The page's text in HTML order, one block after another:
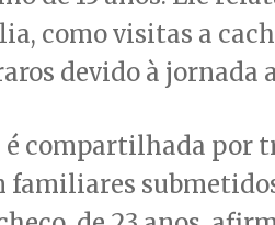
como visitas a
devido à jornada
compartilhada por
familiares